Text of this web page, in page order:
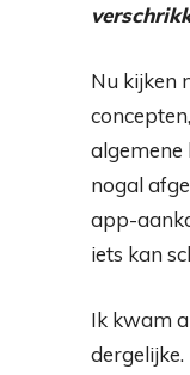
Nu kijken
algemene
nogal
app-
iets kan
Ik kwam